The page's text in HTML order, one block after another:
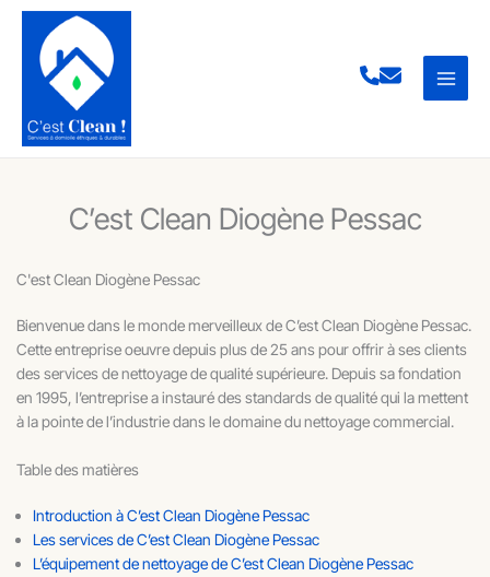
Aller
contenu
C’est Clean Diogène Pessac
C'est Clean Diogène Pessac
Bienvenue dans le monde merveilleux de C’est Clean Diogène Pessac.
Cette entreprise oeuvre depuis plus de 25 ans pour offrir à ses clients
des services de nettoyage de qualité supérieure. Depuis sa fondation
en 1995, l’entreprise a instauré des standards de qualité qui la mettent
à la pointe de l’industrie dans le domaine du nettoyage commercial.
Table des matières
Introduction à C’est Clean Diogène Pessac
Les services de C’est Clean Diogène Pessac
L’équipement de nettoyage de C’est Clean Diogène Pessac